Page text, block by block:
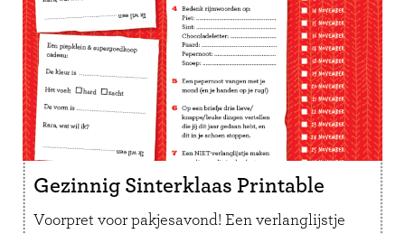
Gezinnig Sinterklaas Printable
Voorpret voor pakjesavond! Een verlanglijstje